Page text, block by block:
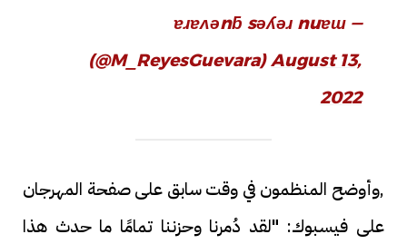
— ɐɹɐʌǝnƃ sǝʎǝɹ nuɐɯ
(@M_ReyesGuevara)August 13,
2022
,وأوضح المنظمون في وقت سابق على صفحة المهرجان
على فيسبوك: "لقد دُمرنا وحزننا تمامًا ما حدث هذا